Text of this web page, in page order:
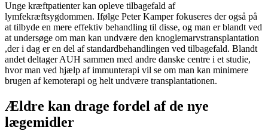
Unge kræftpatienter kan opleve tilbagefald af
lymfekræftsygdommen. Ifølge Peter Kamper fokuseres der også på
at tilbyde en mere effektiv behandling til disse, og man er blandt ved
at undersøge om man kan undvære den knoglemarvstransplantation
,der i dag er en del af standardbehandlingen ved tilbagefald. Blandt
andet deltager AUH sammen med andre danske centre i et studie,
hvor man ved hjælp af immunterapi vil se om man kan minimere
brugen af kemoterapi og helt undvære transplantationen.
Ældre kan drage fordel af de nye
lægemidler